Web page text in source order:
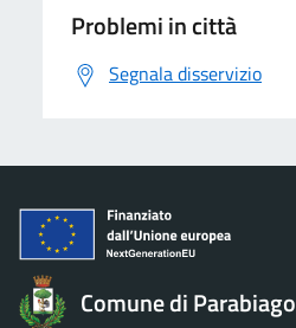
Problemi in città
Segnala disservizio
Comune di Parabiago